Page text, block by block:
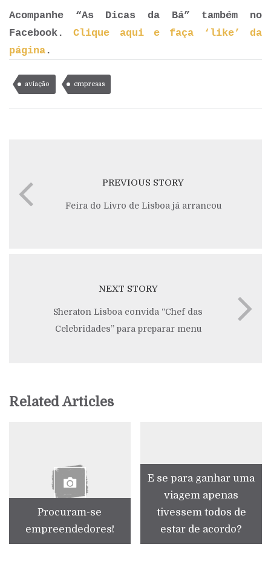
Acompanhe “As Dicas da Bá” também no
Facebook.Clique aqui e faça ‘like’ da
página .
aviação empresas
PREVIOUS STORY
Feira do Livro de Lisboa já arrancou
NEXT STORY
Sheraton Lisboa convida “Chef das
Celebridades” para preparar menu
Related Articles
Procuram-se
empreendedores!
E se para ganhar uma
viagem apenas
tivessem todos de
estar de acordo?